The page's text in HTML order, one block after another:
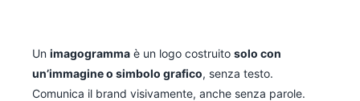
Un imagogramma è un logo costruito solo con
un’immagine o simbolo grafico, senza testo.
Comunica il brand visivamente, anche senza parole.